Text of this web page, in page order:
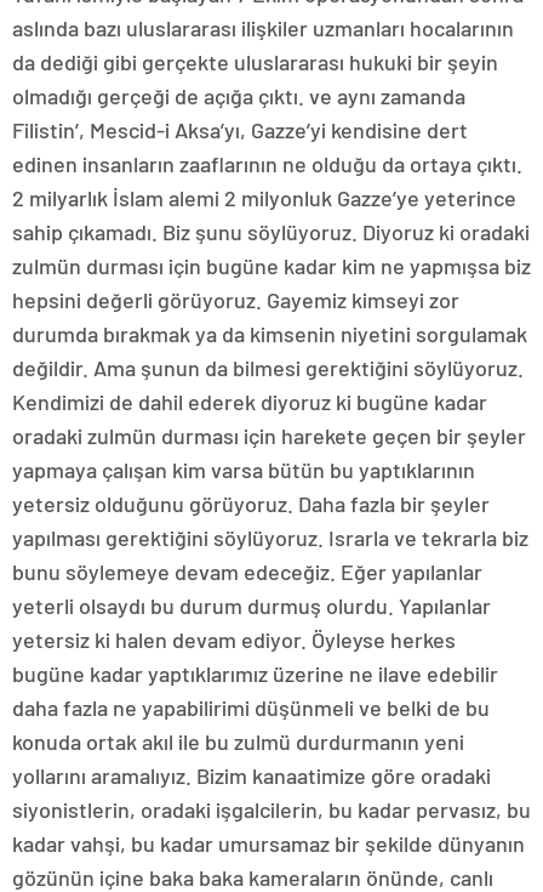
aslında bazı uluslararası ilişkiler uzmanları hocalarının
da dediği gibi gerçekte uluslararası hukuki bir şeyin
olmadığı gerçeği de açığa çıktı. ve aynı zamanda
Filistin’, Mescid-i Aksa’yı, Gazze’yi kendisine dert
edinen insanların zaaflarının ne olduğu da ortaya çıktı.
2 milyarlık İslam alemi 2 milyonluk Gazze’ye yeterince
sahip çıkamadı. Biz şunu söylüyoruz. Diyoruz ki oradaki
zulmün durması için bugüne kadar kim ne yapmışsa biz
hepsini değerli görüyoruz. Gayemiz kimseyi zor
durumda bırakmak ya da kimsenin niyetini sorgulamak
değildir. Ama şunun da bilmesi gerektiğini söylüyoruz.
Kendimizi de dahil ederek diyoruz ki bugüne kadar
oradaki zulmün durması için harekete geçen bir şeyler
yapmaya çalışan kim varsa bütün bu yaptıklarının
yetersiz olduğunu görüyoruz. Daha fazla bir şeyler
yapılması gerektiğini söylüyoruz. Israrla ve tekrarla biz
bunu söylemeye devam edeceğiz. Eğer yapılanlar
yeterli olsaydı bu durum durmuş olurdu. Yapılanlar
yetersiz ki halen devam ediyor. Öyleyse herkes
bugüne kadar yaptıklarımız üzerine ne ilave edebilir
daha fazla ne yapabilirimi düşünmeli ve belki de bu
konuda ortak akıl ile bu zulmü durdurmanın yeni
yollarını aramalıyız. Bizim kanaatimize göre oradaki
siyonistlerin, oradaki işgalcilerin, bu kadar pervasız, bu
kadar vahşi, bu kadar umursamaz bir şekilde dünyanın
gözünün içine baka baka kameraların önünde, canlı